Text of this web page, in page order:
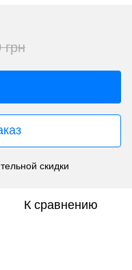
грн
скидки
К сравнению